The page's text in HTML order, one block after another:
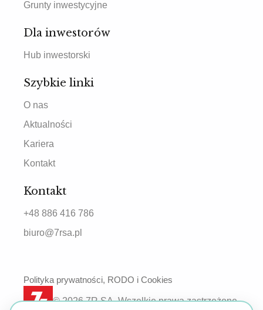
Grunty inwestycyjne
Dla inwestorów
Hub inwestorski
Szybkie linki
O nas
Aktualności
Kariera
Kontakt
Kontakt
+48 886 416 786
biuro@7rsa.pl
© 2026 7R SA. Wszelkie prawa zastrzeżone.
Polityka prywatności, RODO i Cookies